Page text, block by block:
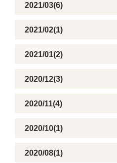
2021/03(6)
2021/02(1)
2021/01(2)
2020/12(3)
2020/11(4)
2020/10(1)
2020/08(1)